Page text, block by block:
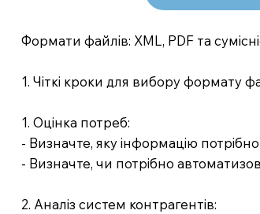
Формати файлів: XML, PDF та
1. Чіткі кроки для вибору формату
1. Оцінка потреб:
- Визначте, яку інформацію
- Визначте, чи потрібно
2. Аналіз систем контрагентів: